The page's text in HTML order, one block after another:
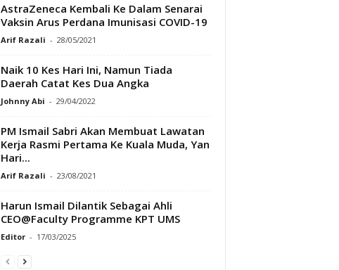
AstraZeneca Kembali Ke Dalam Senarai
Vaksin Arus Perdana Imunisasi COVID-19
Arif Razali - 28/05/2021
Naik 10 Kes Hari Ini, Namun Tiada
Daerah Catat Kes Dua Angka
Johnny Abi - 29/04/2022
PM Ismail Sabri Akan Membuat Lawatan
Kerja Rasmi Pertama Ke Kuala Muda, Yan
Hari...
Arif Razali - 23/08/2021
Harun Ismail Dilantik Sebagai Ahli
CEO@Faculty Programme KPT UMS
Editor - 17/03/2025